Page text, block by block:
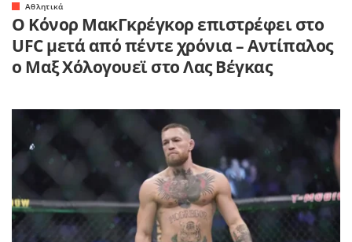
Αθλητικά
Ο Κόνορ ΜακΓκρέγκορ επιστρέφει στο
UFC μετά από πέντε χρόνια – Αντίπαλος
ο Μαξ Χόλογουεϊ στο Λας Βέγκας